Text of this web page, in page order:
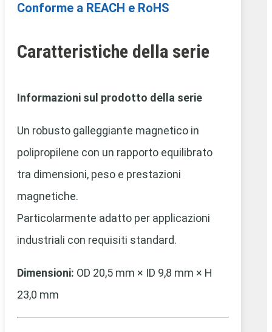
Conforme a REACH e RoHS
Caratteristiche della serie
Informazioni sul prodotto della serie
Un robusto galleggiante magnetico in
polipropilene con un rapporto equilibrato
tra dimensioni, peso e prestazioni
magnetiche.
Particolarmente adatto per applicazioni
industriali con requisiti standard.
Dimensioni: OD 20,5 mm × ID 9,8 mm × H
23,0 mm